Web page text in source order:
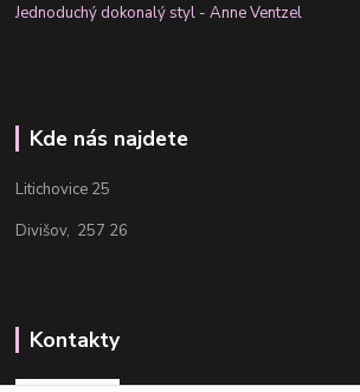
Jednoduchý dokonalý styl - Anne Ventzel
Kde nás najdete
Litichovice 25
Divišov, 257 26
Kontakty